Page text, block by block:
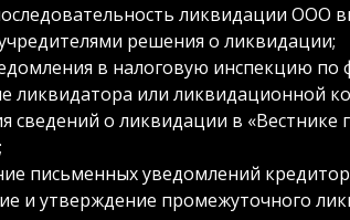
ликвидации ООО
решения о ликвидации;
в налоговую инспекцию по
ликвидатора или ликвидационной
сведений о ликвидации в «Вестнике
письменных уведомлений
и утверждение промежуточного